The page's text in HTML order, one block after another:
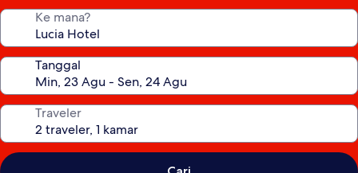
Ke mana?
Tanggal
Traveler